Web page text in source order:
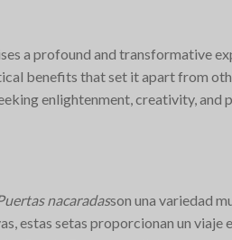
a profound and transformative
benefits that set it apart from
enlightenment, creativity, and
nacaradasson una variedad
estas setas proporcionan un viaje